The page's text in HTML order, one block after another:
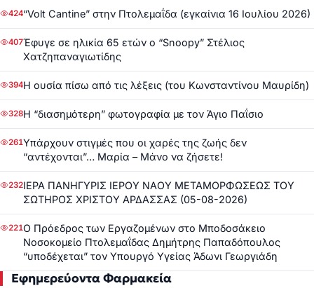
424“Volt Cantine” στην Πτολεμαΐδα (εγκαίνια 16 Ιουλίου 2026)
407Έφυγε σε ηλικία 65 ετών ο “Snoopy” Στέλιος
Χατζηπαναγιωτίδης
394Η ουσία πίσω από τις λέξεις (του Κωνσταντίνου Μαυρίδη)
328Η “διασημότερη” φωτογραφία με τον Άγιο Παΐσιο
261Υπάρχουν στιγμές που οι χαρές της ζωής δεν
“αντέχονται”… Μαρία – Μάνο να ζήσετε!
232ΙΕΡΑ ΠΑΝΗΓΥΡΙΣ ΙΕΡΟΥ ΝΑΟΥ ΜΕΤΑΜΟΡΦΩΣΕΩΣ ΤΟΥ
ΣΩΤΗΡΟΣ ΧΡΙΣΤΟΥ ΑΡΔΑΣΣΑΣ (05-08-2026)
221Ο Πρόεδρος των Εργαζομένων στο Μποδοσάκειο
Νοσοκομείο Πτολεμαΐδας Δημήτρης Παπαδόπουλος
“υποδέχεται” τον Υπουργό Υγείας Άδωνι Γεωργιάδη
Εφημερεύοντα Φαρμακεία